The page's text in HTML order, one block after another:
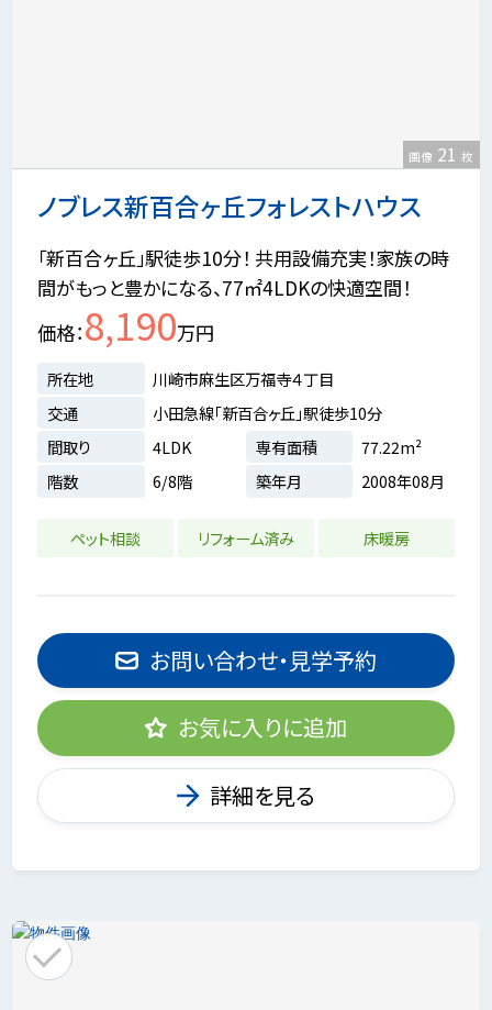
ノブレス新百合ヶ丘フォレストハウス
画像 21 枚
「新百合ヶ丘」駅徒歩10分！ 共用設備充実！家族の時
間がもっと豊かになる、77㎡4LDKの快適空間！
価格 8,190万円
所在地
川崎市麻生区万福寺４丁目
交通
小田急線「新百合ヶ丘」駅徒歩10分
間取り
4LDK 専有面積
77.22m²
階数
6/8階 築年月 2008年08月
ペット相談 リフォーム済み 床暖房
お問い合わせ・見学予約
お気に入りに追加
詳細を見る